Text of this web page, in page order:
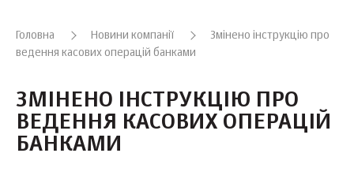
Головна Новини компанії
Змінено інструкцію про
ведення касових операцій банками
ЗМІНЕНО ІНСТРУКЦІЮ ПРО
ВЕДЕННЯ КАСОВИХ ОПЕРАЦІЙ
БАНКАМИ